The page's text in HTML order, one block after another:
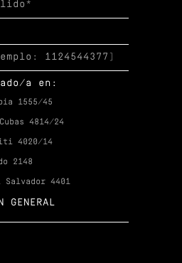
a en:
1555/45
4814/24
4020/14
2148
Salvador 4401
GENERAL